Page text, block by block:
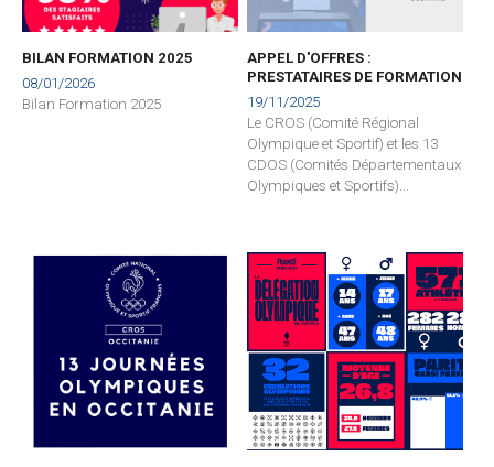
BILAN FORMATION 2025
08/01/2026
Bilan Formation 2025
APPEL D'OFFRES :
PRESTATAIRES DE FORMATION
19/11/2025
Le CROS (Comité Régional
Olympique et Sportif) et les 13
CDOS (Comités Départementaux
Olympiques et Sportifs)...